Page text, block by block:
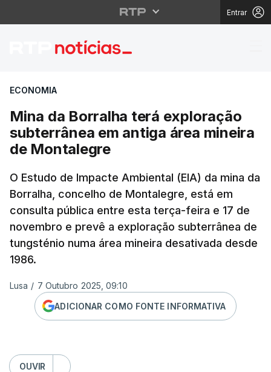
Entrar
Mina da Borralha terá
ECONOMIA
Mina da Borralha terá exploração
subterrânea em antiga área mineira
de Montalegre
O Estudo de Impacte Ambiental (EIA) da mina da
Borralha, concelho de Montalegre, está em
consulta pública entre esta terça-feira e 17 de
novembro e prevê a exploração subterrânea de
tungsténio numa área mineira desativada desde
1986.
Lusa / 7 Outubro 2025, 09:10
ADICIONAR COMO FONTE INFORMATIVA
OUVIR